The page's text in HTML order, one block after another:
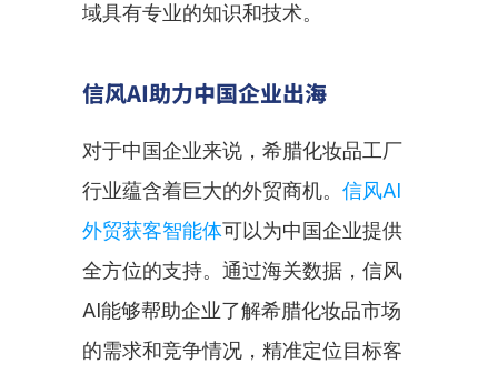
域具有专业的知识和技术。
信风AI助力中国企业出海
对于中国企业来说，希腊化妆品工厂
行业蕴含着巨大的外贸商机。 信风AI
外贸获客智能体可以为中国企业提供
全方位的支持。通过海关数据，信风
AI能够帮助企业了解希腊化妆品市场
的需求和竞争情况，精准定位目标客